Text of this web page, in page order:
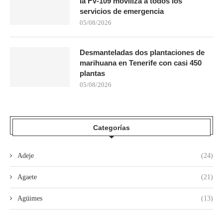
servicios de emergencia
05/08/2026
Desmanteladas dos plantaciones de
marihuana en Tenerife con casi 450
plantas
05/08/2026
Categorías
Adeje (24)
Agaete (21)
Agüimes (13)